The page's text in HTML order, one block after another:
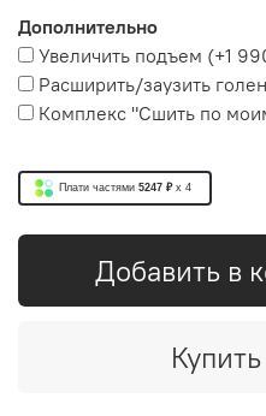
Плати частями 5247 ₽ x 4
Добавить в
Дополнительно
Увеличить подъем (+1
Расширить/заузить
Комплекс "Сшить по